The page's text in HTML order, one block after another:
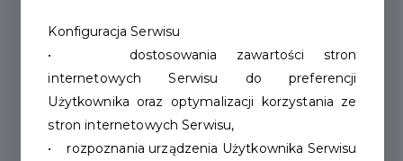
Mieszkania na wynajem -
nabór wniosków
Konfiguracja Serwisu
• dostosowania zawartości stron
internetowych Serwisu do preferencji
Użytkownika oraz optymalizacji korzystania ze
stron internetowych Serwisu,
• rozpoznania urządzenia Użytkownika Serwisu